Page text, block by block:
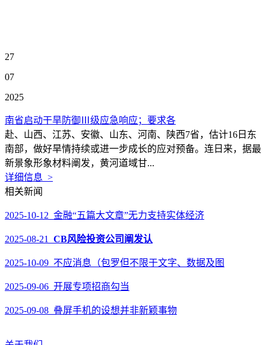
27
07
2025
南省启动干旱防御Ⅲ级应急响应；要求各
赴、山西、江苏、安徽、山东、河南、陕西7省，估计16日东
南部，做好旱情持续或进一步成长的应对预备。连日来，据最
新景象形象材料阐发，黄河道域甘...
详细信息 >
相关新闻
2025-10-12 金融“五篇大文章”无力支持实体经济
2025-08-21 CB风险投资公司阐发认
2025-10-09 不应消息（包罗但不限于文字、数据及图
2025-09-06 开展专项招商勾当
2025-09-08 叠屏手机的设想并非新颖事物